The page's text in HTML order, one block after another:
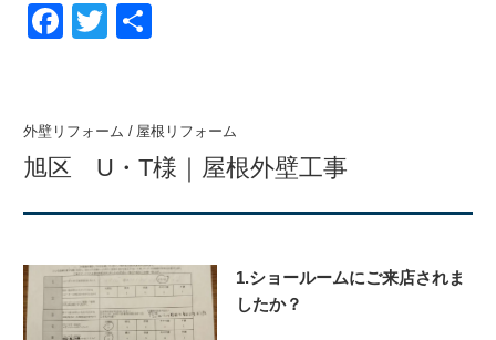
F
e
b
k
T
er
外壁リフォーム / 屋根リフォーム
旭区 U・T様｜屋根外壁工事
1.ショールームにご来店されま
したか？